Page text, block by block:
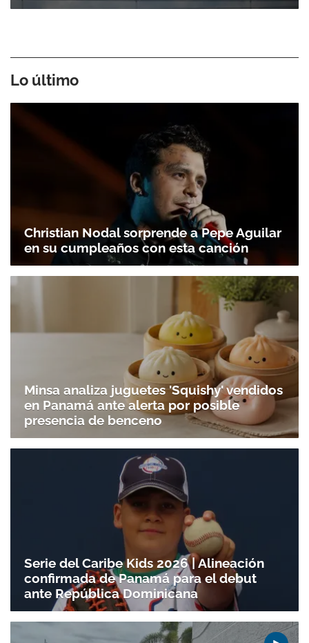
Lo último
Christian Nodal sorprende a Pepe Aguilar
en su cumpleaños con esta canción
Minsa analiza juguetes 'Squishy' vendidos
en Panamá ante alerta por posible
presencia de benceno
Serie del Caribe Kids 2026 | Alineación
confirmada de Panamá para el debut
ante República Dominicana